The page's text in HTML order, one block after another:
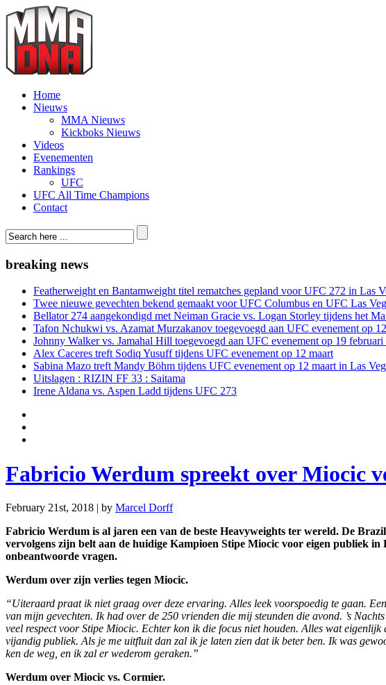
Home
Nieuws
MMA Nieuws
Kickboks Nieuws
Videos
Evenementen
Rankings
UFC
UFC All Time Champions
Contact
breaking news
Featherweight en Bantamweight titel rematches gepland voor UFC 272 in Las
Twee nieuwe gevechten bekend gemaakt voor UFC Columbus en UFC Las
Bellator 274 aangekondigd met Neiman Gracie vs. Logan Storley tijdens het
Tafon Nchukwi vs. Azamat Murzakanov toegevoegd aan UFC evenement op
Johnny Walker vs. Jamahal Hill toegevoegd aan UFC evenement op 19 februari
Alex Caceres treft Sodiq Yusuff tijdens UFC evenement op 12 maart
Sabina Mazo treft Mandy Böhm tijdens UFC evenement op 12 maart in Las
Uitslagen : RIZIN FF 33 : Saitama
Irene Aldana vs. Aspen Ladd tijdens UFC 273
Fabricio Werdum spreekt over Miocic
February 21st, 2018 | by Marcel Dorff
Fabricio Werdum is al jaren een van de beste Heavyweights ter wereld. De
vervolgens zijn belt aan de huidige Kampioen Stipe Miocic voor eigen publiek
onbeantwoorde vragen.
Werdum over zijn verlies tegen Miocic.
“Uiteraard praat ik niet graag over deze ervaring. Alles leek voorspoedig te gaan.
van mijn gevechten. Ik had over de 250 vrienden die mij steunden die avond. ’s
veel respect voor Stipe Miocic. Echter kon ik die focus niet houden. Alles wat
vijandig publiek. Als je me uitfluit dan zal ik je laten zien dat ik beter ben. Ik was
ken de weg, en ik zal er wederom geraken.”
Werdum over Miocic vs. Cormier.